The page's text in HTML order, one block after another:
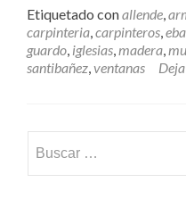
,
R
a
n
e
e
Etiquetado conallende,
carpinteria,carpinteros,
guardo, iglesias,madera,
santibañez,ventanas